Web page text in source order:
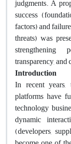
judgments. A
success
factors) and
threats) was
strengthening
transparency,
Introduction
In recent
platforms have
technology
dynamic
(developers,